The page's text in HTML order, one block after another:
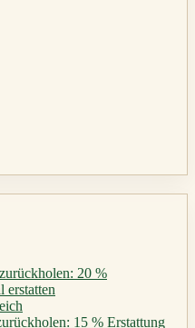
20 %
erstatten
15 % Erstattung